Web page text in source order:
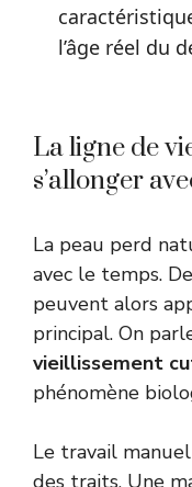
l’âge réel du
La ligne de
s’allonger
La peau perd
avec le temps.
peuvent alors
principal. On
vieillissement
phénomène
Le travail
des traits. Une